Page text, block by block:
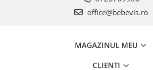
office@bebevis.ro
MAGAZINUL MEU
CLIENTI